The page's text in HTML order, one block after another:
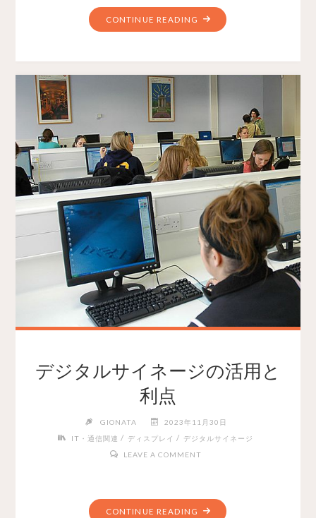
CONTINUE READING
デジタルサイネージの活用と
利点
GIONATA
2023年11月30日
IT・通信関連 / ディスプレイ / デジタルサイネージ
LEAVE A COMMENT
CONTINUE READING